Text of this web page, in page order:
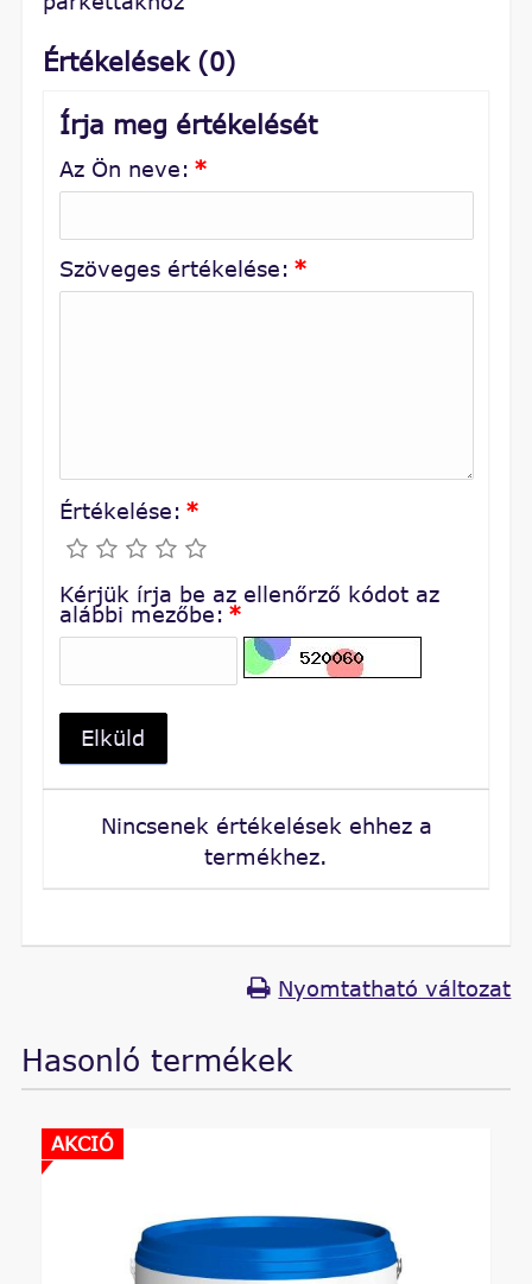
Értékelések (0)
Írja meg értékelését
Az Ön neve: *
Szöveges értékelése: *
Értékelése: *
Kérjük írja be az ellenőrző kódot az
alábbi mezőbe: *
Elküld
Nincsenek értékelések ehhez a
termékhez.
Nyomtatható változat
Hasonló termékek
AKCIÓ